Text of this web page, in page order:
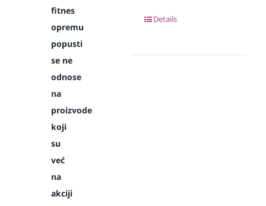
fitnes
opremu
popusti
se ne
odnose
na
proizvode
koji
su
već
na
akciji
Details